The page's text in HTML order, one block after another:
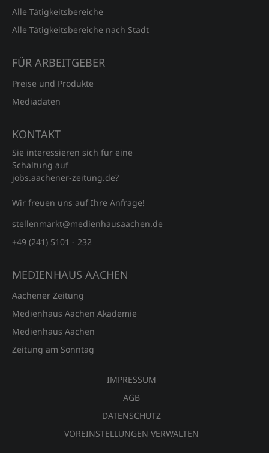
Alle Tätigkeitsbereiche
Alle Tätigkeitsbereiche nach Stadt
FÜR ARBEITGEBER
Preise und Produkte
Mediadaten
KONTAKT
Sie interessieren sich für eine
Schaltung auf
jobs.aachener‑zeitung.de?
Wir freuen uns auf Ihre Anfrage!
stellenmarkt@medienhausaachen.de
+49 (241) 5101 - 232
MEDIENHAUS AACHEN
Aachener Zeitung
Medienhaus Aachen Akademie
Medienhaus Aachen
Zeitung am Sonntag
IMPRESSUM
AGB
DATENSCHUTZ
VOREINSTELLUNGEN VERWALTEN